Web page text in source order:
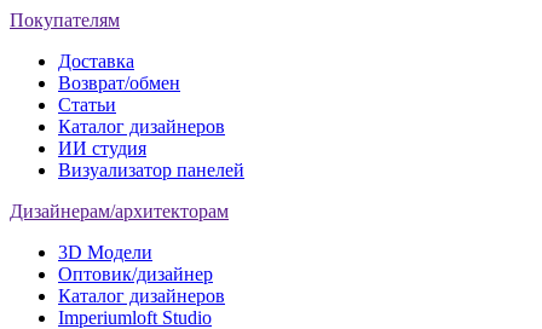
Покупателям
Доставка
Возврат/обмен
Статьи
Каталог дизайнеров
ИИ студия
Визуализатор панелей
Дизайнерам/архитекторам
3D Модели
Оптовик/дизайнер
Каталог дизайнеров
Imperiumloft Studio